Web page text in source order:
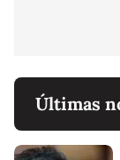
Últimas